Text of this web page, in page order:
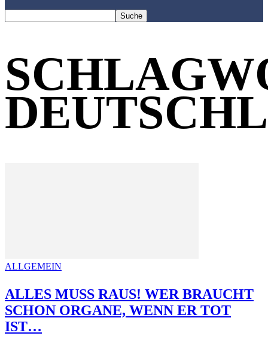
ALLGEMEIN
ALLES MUSS RAUS! WER BRAUCHT
SCHON ORGANE, WENN ER TOT
IST…